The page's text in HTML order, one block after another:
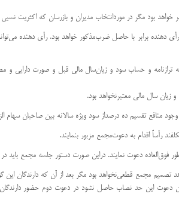
برابر با حاصل ضرب‌مذكور خواهد بود. رأی دهنده
ترازنامه و حساب سود و زیان‌سال مالی قبل و صورت دارایی
سال مالی معتبر‌نخواهد بود.
تصمیم مجمع قطعی‌نخواهد بود مگر بعد از آن كه دارندگان
دعوت این حد نصاب حاصل نشود در دعوت دوم حضور